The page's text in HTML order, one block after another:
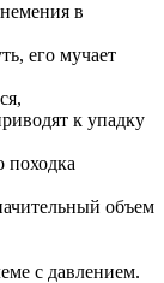
в
его мучает
к упадку
походка
объем
с давлением.